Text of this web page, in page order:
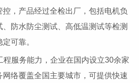
，产品经过全检出厂，包括电机负
防水防尘测试、高低温测试等检测
可靠。
服务能力，企业在国内设立30余家
络覆盖全国主要城市，可提供快速